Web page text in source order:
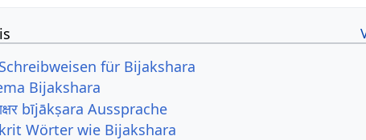
für Bijakshara
Bijakshara
bījākṣara Aussprache
Wörter wie Bijakshara